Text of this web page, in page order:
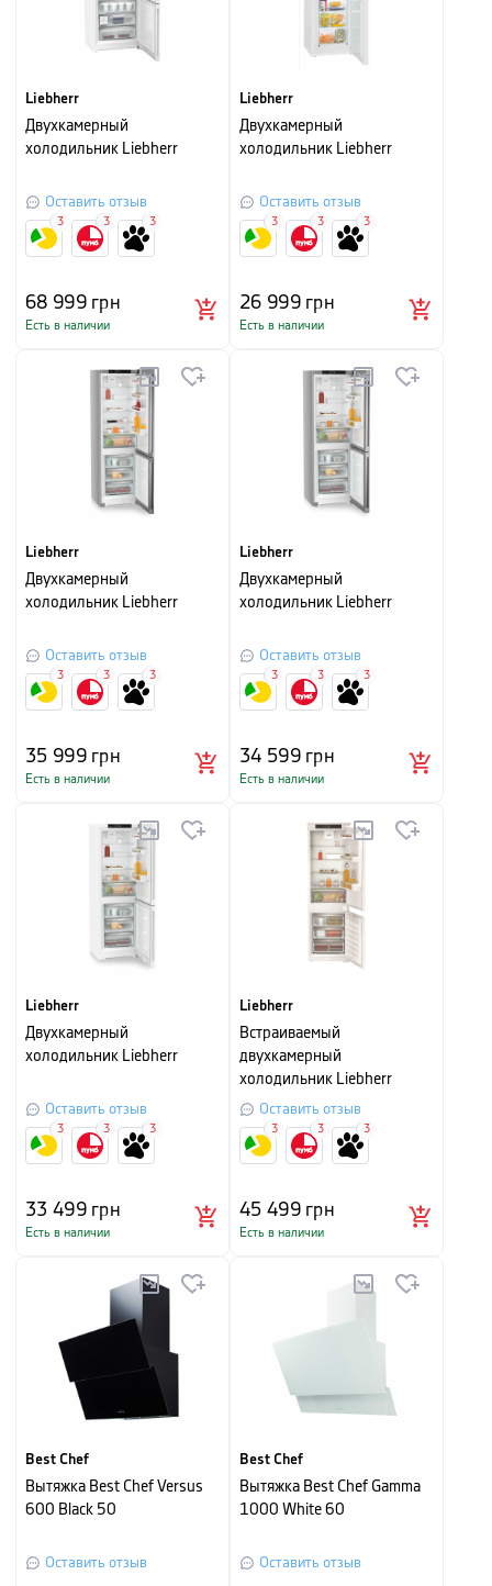
Liebherr
Двухкамерный
холодильник Liebherr
Оставить отзыв
68 999грн
Есть в наличии
3 3 3
Liebherr
Двухкамерный
холодильник Liebherr
Оставить отзыв
26 999грн
Есть в наличии
3 3 3
Liebherr
Двухкамерный
холодильник Liebherr
Оставить отзыв
35 999грн
Есть в наличии
3 3 3
Liebherr
Двухкамерный
холодильник Liebherr
Оставить отзыв
34 599грн
Есть в наличии
3 3 3
Liebherr
Двухкамерный
холодильник Liebherr
Оставить отзыв
33 499грн
Есть в наличии
3 3 3
Liebherr
Встраиваемый
двухкамерный
холодильник Liebherr
Оставить отзыв
45 499грн
Есть в наличии
3 3 3
Best Chef
Вытяжка Best Chef Versus
600 Black 50
Оставить отзыв
Best Chef
Вытяжка Best Chef Gamma
1000 White 60
Оставить отзыв